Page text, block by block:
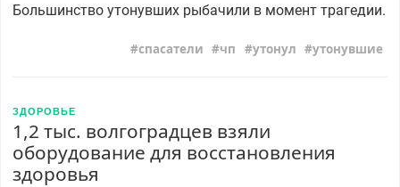
Большинство утонувших рыбачили в момент трагедии.
спасатели чп утонул утонувшие
ЗДОРОВЬЕ
1,2 тыс. волгоградцев взяли
оборудование для восстановления
здоровья